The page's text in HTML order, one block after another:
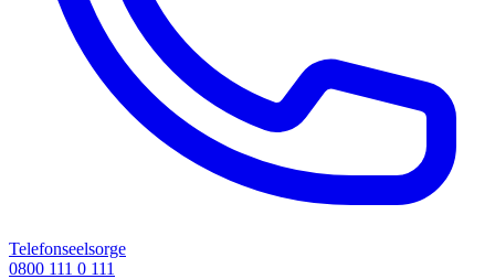
Telefonseelsorge
0800 111 0 111